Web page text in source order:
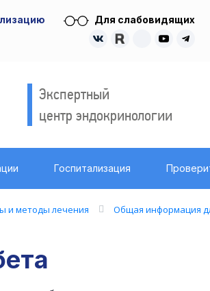
Для слабовидящих
Экспертный
центр эндокринологии
Госпитализация
и методы лечения Общая информация